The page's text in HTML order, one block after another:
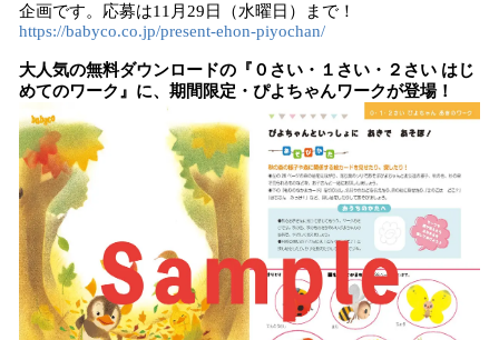
企画です。応募は11月29日（水曜日）まで！
https://babyco.co.jp/present-ehon-piyochan/
大人気の無料ダウンロードの『０さい・１さい・２さい はじ
めてのワーク』に、期間限定・ぴよちゃんワークが登場！